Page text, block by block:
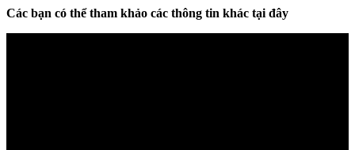
Các bạn có thể tham khảo các thông tin khác tại đây